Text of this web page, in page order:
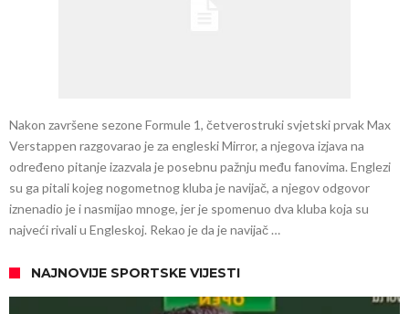
Nakon završene sezone Formule 1, četverostruki svjetski prvak Max
Verstappen razgovarao je za engleski Mirror, a njegova izjava na
određeno pitanje izazvala je posebnu pažnju među fanovima. Englezi
su ga pitali kojeg nogometnog kluba je navijač, a njegov odgovor
iznenadio je i nasmijao mnoge, jer je spomenuo dva kluba koja su
najveći rivali u Engleskoj. Rekao je da je navijač …
NAJNOVIJE SPORTSKE VIJESTI